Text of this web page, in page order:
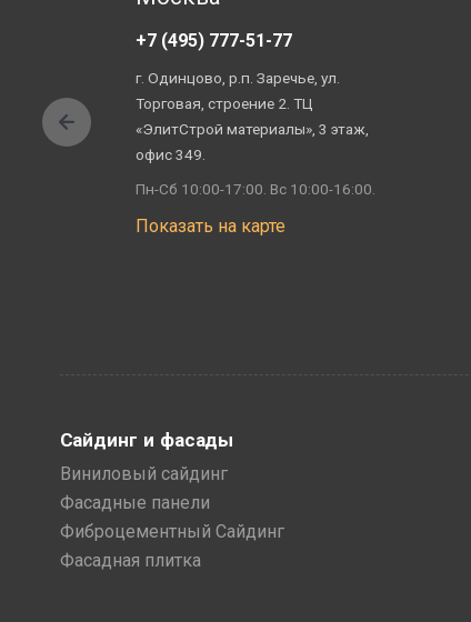
+7 (495) 777-51-77
г. Одинцово, р.п. Заречье, ул.
Торговая, строение 2. ТЦ
«ЭлитСтрой материалы», 3 этаж,
офис 349.
Пн-Сб 10:00-17:00. Вс 10:00-16:00.
Показать на карте
Сайдинг и фасады
Виниловый сайдинг
Фасадные панели
Фиброцементный Сайдинг
Фасадная плитка